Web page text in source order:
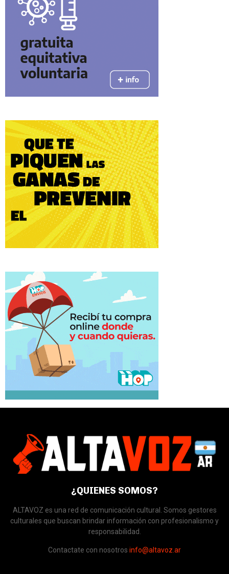
¿QUIENES SOMOS?
ALTAVOZ es una red de comunicación cultural. Somos gestores
culturales que buscan brindar información con profesionalismo y
responsabilidad.
Contactate con nosotros info@altavoz.ar